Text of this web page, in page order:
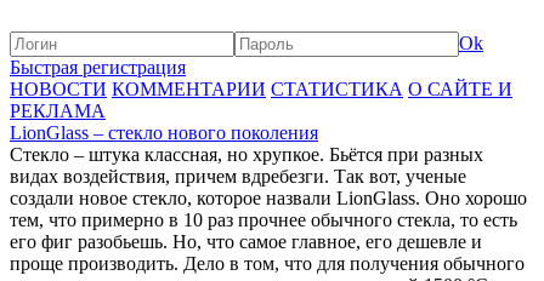
Ok
Быстрая регистрация
НОВОСТИ КОММЕНТАРИИ СТАТИСТИКА О САЙТЕ И
РЕКЛАМА
LionGlass – стекло нового поколения
Стекло – штука классная, но хрупкое. Бьётся при разных
видах воздействия, причем вдребезги. Так вот, ученые
создали новое стекло, которое назвали LionGlass. Оно хорошо
тем, что примерно в 10 раз прочнее обычного стекла, то есть
его фиг разобьешь. Но, что самое главное, его дешевле и
проще производить. Дело в том, что для получения обычного